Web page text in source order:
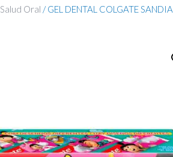
Salud Oral / GEL DENTAL COLGATE SANDIA